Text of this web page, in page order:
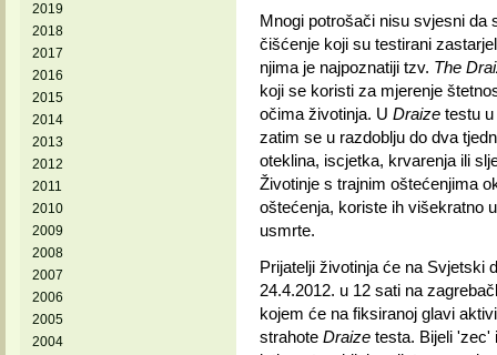
2019
2018
2017
2016
2015
2014
2013
2012
2011
2010
2009
2008
2007
2006
2005
2004
Mnogi potrošači nisu svjesni
čišćenje koji su testirani
njima je najpoznatiji tzv. The
koji se koristi za mjerenje
očima životinja. U Draizetestu u
zatim se u razdoblju do dva
oteklina, iscjetka, krvarenja ili
Životinje s trajnim oštećenjima
oštećenja, koriste ih višekratno
usmrte.
Prijatelji životinja će na Svjetski
24.4.2012. u 12 sati na
kojem će na fiksiranoj glavi
strahote Draizetesta. Bijeli 'zec'